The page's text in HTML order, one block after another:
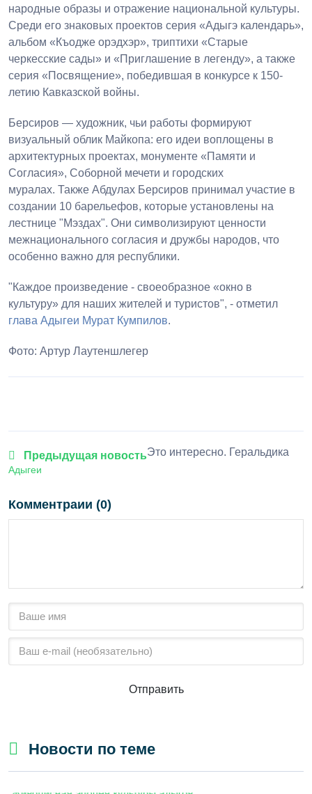
народные образы и отражение национальной культуры.
Среди его знаковых проектов серия «Адыгэ календарь»,
альбом «Къодже орэдхэр», триптихи «Старые
черкесские сады» и «Приглашение в легенду», а также
серия «Посвящение», победившая в конкурсе к 150-
летию Кавказской войны.
Берсиров — художник, чьи работы формируют
визуальный облик Майкопа: его идеи воплощены в
архитектурных проектах, монументе «Памяти и
Согласия», Соборной мечети и городских
муралах. Также Абдулах Берсиров принимал участие в
создании 10 барельефов, которые установлены на
лестнице "Мэздах". Они символизируют ценности
межнационального согласия и дружбы народов, что
особенно важно для республики.
"Каждое произведение - своеобразное «окно в
культуру» для наших жителей и туристов", - отметил
глава Адыгеи Мурат Кумпилов.
Фото: Артур Лаутеншлегер
Предыдущая новостьЭто интересно. Геральдика
Адыгеи
Комментраии (0)
Отправить
Новости по теме